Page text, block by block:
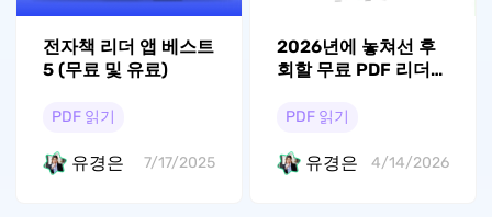
전자책 리더 앱 베스트
5 (무료 및 유료)
PDF 읽기
유경은 7/17/2025
2026년에 놓쳐선 후
회할 무료 PDF 리더
PDF 읽기
유경은 4/14/2026